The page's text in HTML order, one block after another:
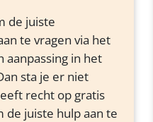
de juiste
te vragen via het
aanpassing in het
sta je er niet
recht op gratis
de juiste hulp aan te